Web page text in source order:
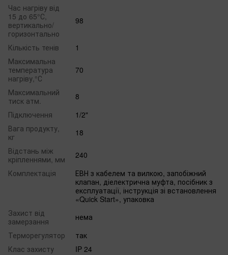
Час нагріву від
15 до 65°С,
вертикально/
горизонтально
98
Кількість тенів
1
Максимальна
температура
нагріву,°С
70
Максимальний
тиск атм.
8
Підключення
1/2"
Вага продукту,
кг
18
Відстань між
кріпленнями, мм
240
Комплектація
ЕВН з кабелем та вилкою, запобіжний
клапан, діелектрична муфта, посібник з
експлуатації, інструкція зі встановлення
«Quick Start», упаковка
Захист від
замерзання
нема
Терморегулятор
так
Клас захисту
IP 24